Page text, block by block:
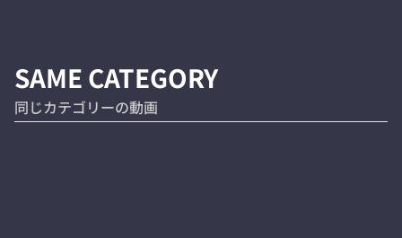
SAME CATEGORY
同じカテゴリーの動画